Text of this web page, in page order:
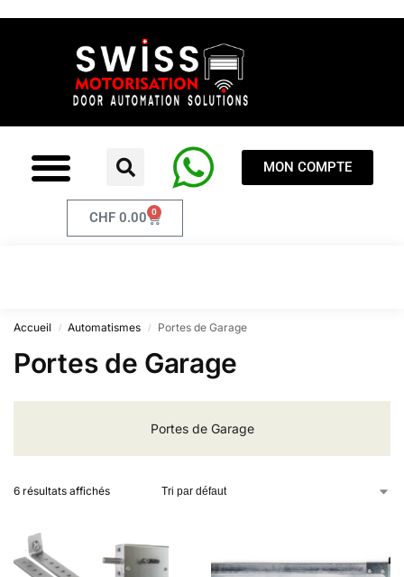
MON COMPTE
CHF0.00 0
Accueil / Automatismes / Portes de Garage
Portes de Garage
Portes de Garage
6 résultats affichés